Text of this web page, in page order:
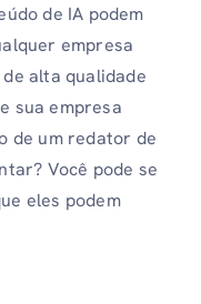
de IA podem
empresa
alta qualidade
sua empresa
de um redator de
Você pode se
eles podem